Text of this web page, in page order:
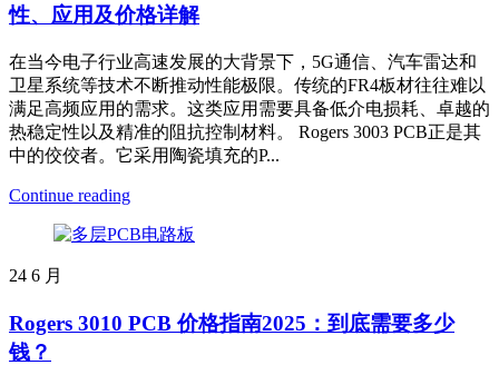
性、应用及价格详解
在当今电子行业高速发展的大背景下，5G通信、汽车雷达和
卫星系统等技术不断推动性能极限。传统的FR4板材往往难以
满足高频应用的需求。这类应用需要具备低介电损耗、卓越的
热稳定性以及精准的阻抗控制材料。 Rogers 3003 PCB正是其
中的佼佼者。它采用陶瓷填充的P...
Continue reading
24 6 月
Rogers 3010 PCB 价格指南2025：到底需要多少
钱？